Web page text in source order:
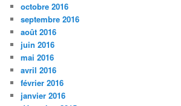
octobre 2016
septembre 2016
août 2016
juin 2016
mai 2016
avril 2016
février 2016
janvier 2016